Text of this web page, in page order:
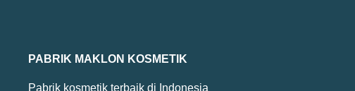
PABRIK MAKLON KOSMETIK
Pabrik kosmetik terbaik di Indonesia